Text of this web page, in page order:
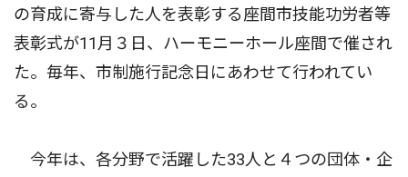
の育成に寄与した人を表彰する座間市技能功労者等
表彰式が11月３日、ハーモニーホール座間で催され
た。毎年、市制施行記念日にあわせて行われてい
る。
今年は、各分野で活躍した33人と４つの団体・企